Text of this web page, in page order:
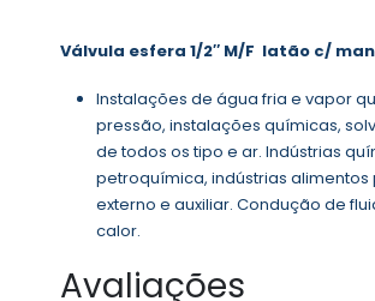
Válvula esfera 1/2″ M/F latão c/
Instalações de água fria e vapor
pressão, instalações químicas,
de todos os tipo e ar. Indústrias
petroquímica, indústrias
externo e auxiliar. Condução de
calor.
Avaliações